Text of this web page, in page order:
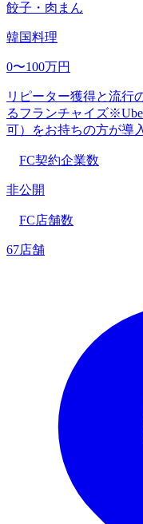
餃子・肉まん
韓国料理
0〜100万円
リピーター獲得と流行
るフランチャイズ
可）をお持ちの方が導
FC契約企業数
非公開
FC店舗数
67店舗